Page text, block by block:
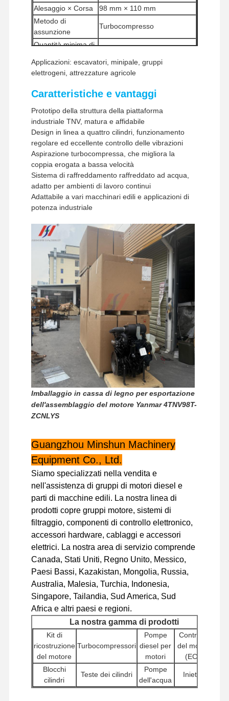
Casa. Prodotti
Visita Alla
Fabbrica
Controllo
Della Qualità
Contattaci Notizie
Casi
Perkins Engine
Motore Yanmar
Motore Kubota
Motore Isuzu
Motore Cummins
motore diesel
Motore di MITSUBISHI
Motore di escavatore
corredo della ricostruzione del motore
Pompa di iniezione
Altre parti del motore
Sistema di controllo elettronico
componenti elettrici del motore
Sistema del carburante del motore
Alesaggio × Corsa
98 mm × 110 mm
Metodo di
assunzione
Turbocompresso
Quantità minima di
Metodi di
pagamento
Western Union, T/T
Metodi di
UPS/DHL/EMS/TNT/FedEx
Applicazioni: escavatori, minipale, gruppi
elettrogeni, attrezzature agricole
Caratteristiche e vantaggi
Prototipo della struttura della piattaforma
industriale TNV, matura e affidabile
Design in linea a quattro cilindri, funzionamento
regolare ed eccellente controllo delle vibrazioni
Aspirazione turbocompressa, che migliora la
coppia erogata a bassa velocità
Sistema di raffreddamento raffreddato ad acqua,
adatto per ambienti di lavoro continui
Adattabile a vari macchinari edili e applicazioni di
potenza industriale
Imballaggio in cassa di legno per esportazione
dell'assemblaggio del motore Yanmar 4TNV98T-
ZCNLYS
Guangzhou Minshun Machinery
Equipment Co., Ltd.
Siamo specializzati nella vendita e
nell'assistenza di gruppi di motori diesel e
parti di macchine edili. La nostra linea di
prodotti copre gruppi motore, sistemi di
filtraggio, componenti di controllo elettronico,
accessori hardware, cablaggi e accessori
elettrici. La nostra area di servizio comprende
Canada, Stati Uniti, Regno Unito, Messico,
Paesi Bassi, Kazakistan, Mongolia, Russia,
Australia, Malesia, Turchia, Indonesia,
Singapore, Tailandia, Sud America, Sud
Africa e altri paesi e regioni.
La nostra gamma di prodotti
Kit di
ricostruzione
del motore
Turbocompressori
Pompe
diesel per
motori
Controller
del motore
(ECU)
Blocchi
cilindri
Teste dei cilindri
Pompe
dell'acqua
Iniettori